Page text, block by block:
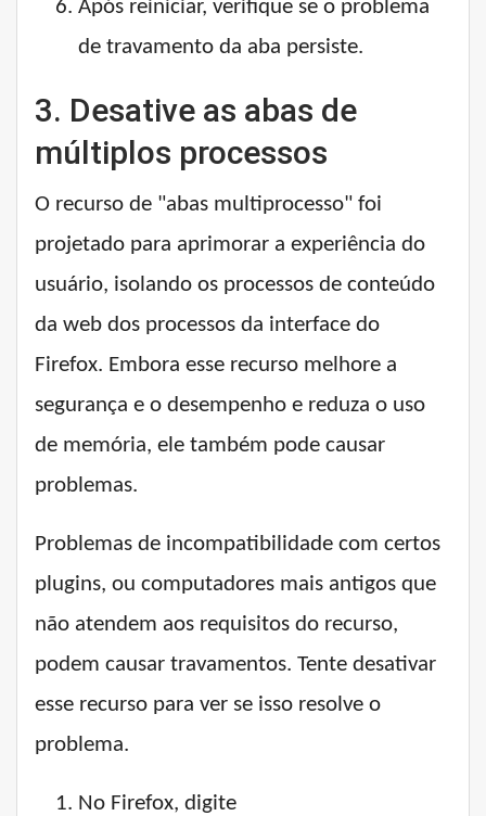
Após reiniciar, verifique se o problema
de travamento da aba persiste.
3. Desative as abas de
múltiplos processos
O recurso de "abas multiprocesso" foi
projetado para aprimorar a experiência do
usuário, isolando os processos de conteúdo
da web dos processos da interface do
Firefox. Embora esse recurso melhore a
segurança e o desempenho e reduza o uso
de memória, ele também pode causar
problemas.
Problemas de incompatibilidade com certos
plugins, ou computadores mais antigos que
não atendem aos requisitos do recurso,
podem causar travamentos. Tente desativar
esse recurso para ver se isso resolve o
problema.
No Firefox, digite